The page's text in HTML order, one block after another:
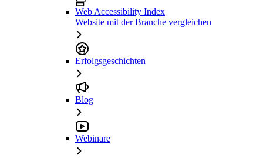
Web Accessibility Index
Website mit der Branche vergleichen
Erfolgsgeschichten
Blog
Webinare